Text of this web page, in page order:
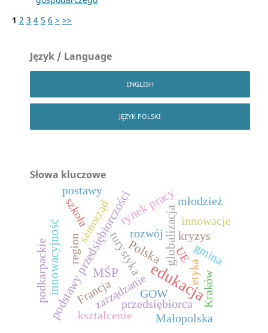
1 2 3 4 5 6 > >>
Język / Language
ENGLISH
JĘZYK POLSKI
Słowa kluczowe
edukacja
globalizacja
MŚP
Polska
podstawy przedsiębiorczości
turystyka
rynek pracy
innowacyjność zarządzanieprzedsiębiorca
etyka
UE
rozwój kryzys
innowacje
kształcenie
region
samorząd
GOW Kraków
gmina
szkoła
Francja
Małopolska
podkarpackie
młodzież
postawy